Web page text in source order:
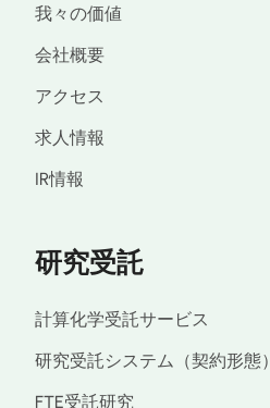
我々の価値
会社概要
アクセス
求人情報
IR情報
研究受託
計算化学受託サービス
研究受託システム（契約形態）
FTE受託研究